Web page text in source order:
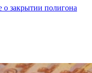
о закрытии полигона